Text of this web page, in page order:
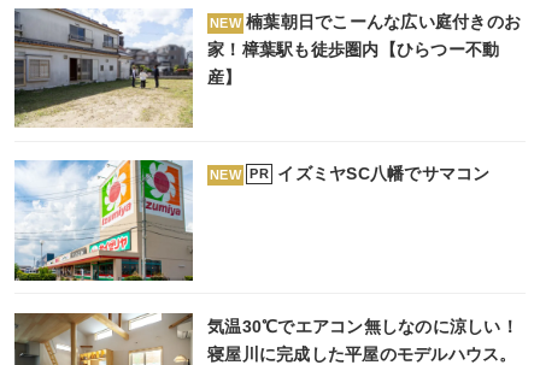
NEW 楠葉朝日でこーんな広い庭付きのお
家！樟葉駅も徒歩圏内【ひらつー不動
産】
NEW PR イズミヤSC八幡でサマコン
気温30℃でエアコン無しなのに涼しい！
寝屋川に完成した平屋のモデルハウス。